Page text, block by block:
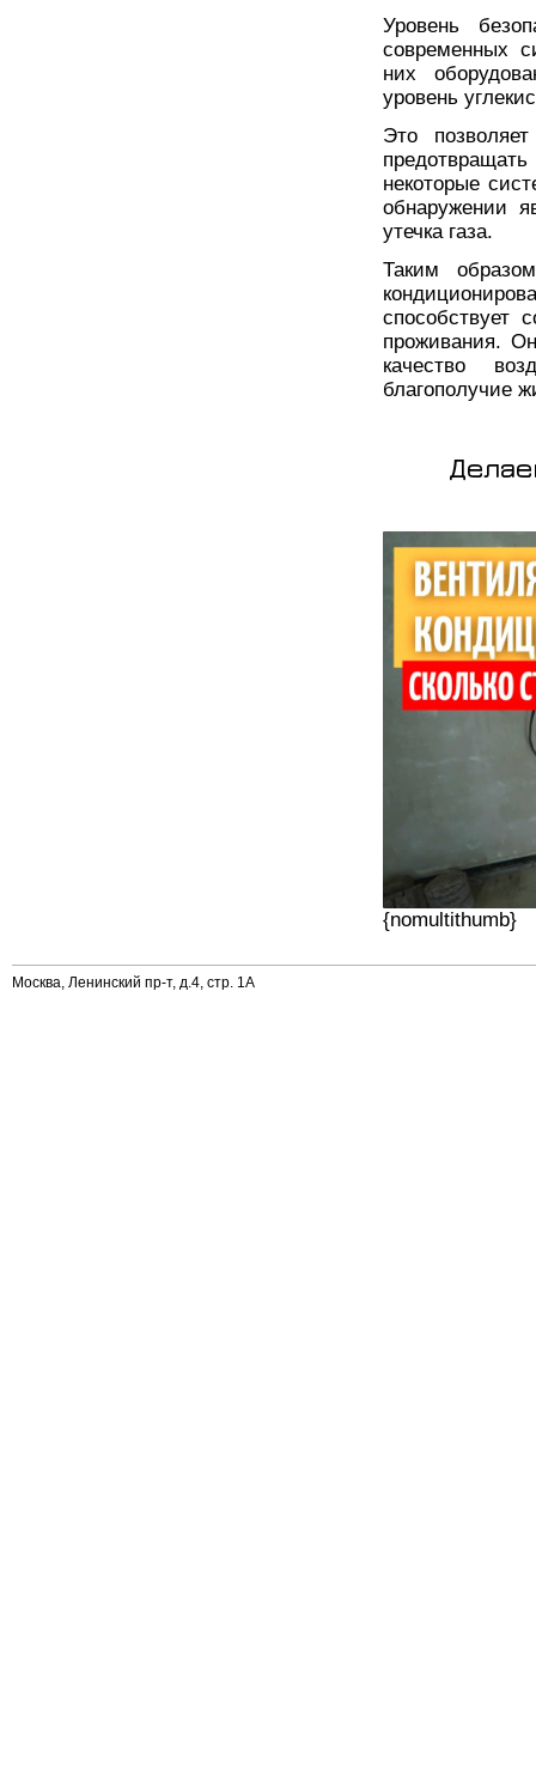
Уровень
современных
них
уровень
Это
некоторые
обнаружении
утечка газа.
Таким
способствует
проживания.
качество
благополучие
{nomultithumb}
Москва, Ленинский пр-т, д.4, стр. 1А